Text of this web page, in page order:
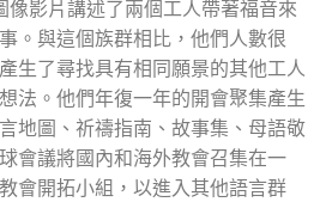
影片講述了兩個工人帶著福音來
。與這個族群相比，他們人數很
生了尋找具有相同願景的其他工人
法。他們年復一年的開會聚集產生
地圖、祈禱指南、故事集、母語敬
會議將國內和海外教會召集在一
會開拓小組，以進入其他語言群